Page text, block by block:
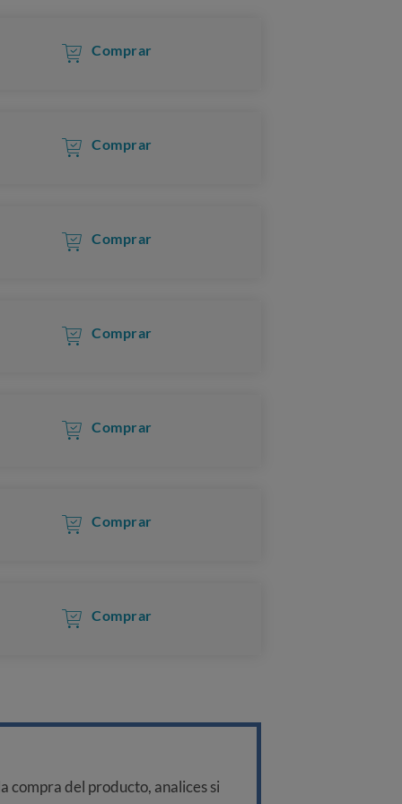
Comprar
Comprar
Comprar
Comprar
Comprar
Comprar
Comprar
compra del producto, analices si